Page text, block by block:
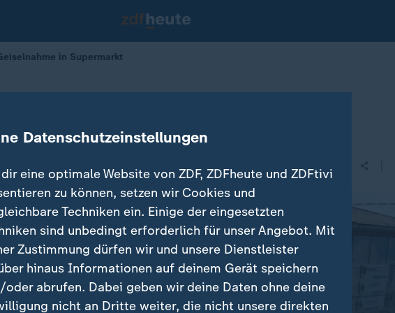
in Supermarkt
in Supermarkt
Datenschutzeinstellungen
eine optimale Website von ZDF, ZDFheute und ZDFtivi
zu können, setzen wir Cookies und
Techniken ein. Einige der eingesetzten
sind unbedingt erforderlich für unser Angebot. Mit
Zustimmung dürfen wir und unsere Dienstleister
hinaus Informationen auf deinem Gerät speichern
oder abrufen. Dabei geben wir deine Daten ohne deine
nicht an Dritte weiter, die nicht unsere direkten